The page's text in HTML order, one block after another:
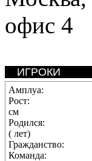
офис 4
ИГРОКИ
Амплуа:
Рост:
см
Родился:
( лет)
Гражданство:
Команда: